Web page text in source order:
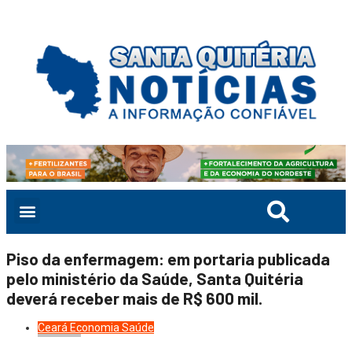
Piso da enfermagem: em portaria publicada
pelo ministério da Saúde, Santa Quitéria
deverá receber mais de R$ 600 mil.
Ceará Economia Saúde